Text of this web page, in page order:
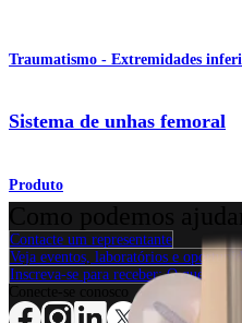
Traumatismo - Extremidades
Sistema de unhas femoral
Produto
Contacte um representante
Veja eventos, laboratórios e
Inscreva-se para receber: O que há